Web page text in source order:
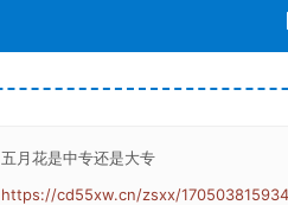
五月花是中专还是大专
https://cd55xw.cn/zsxx/